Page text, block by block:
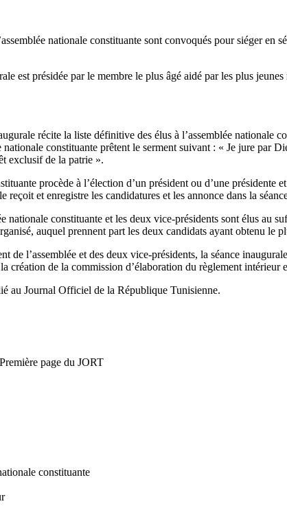
nationale constituante sont convoqués pour siéger
est présidée par le membre le plus âgé aidé par les plus
récite la liste définitive des élus à l’assemblée nationale
nationale constituante prêtent le serment suivant : « Je jure par
exclusif de la patrie ».
procède à l’élection d’un président ou d’une
reçoit et enregistre les candidatures et les annonce dans la
nationale constituante et les deux vice-présidents sont élus au
auquel prennent part les deux candidats ayant obtenu
de l’assemblée et des deux vice-présidents, la séance
création de la commission d’élaboration du règlement
au Journal Officiel de la République Tunisienne.
page du JORT
constituante